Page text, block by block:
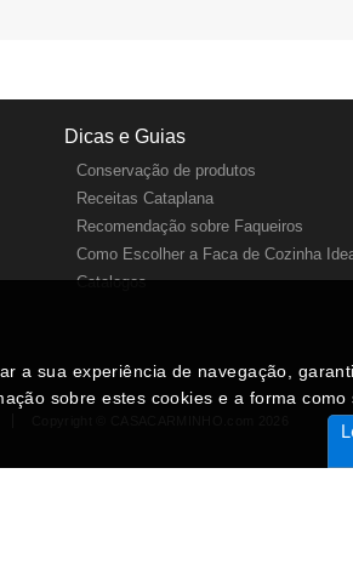
Dicas e Guias
Conservação de produtos
Receitas Cataplana
Recomendação sobre Faqueiros
Como Escolher a Faca de Cozinha
Catalogos
a sua experiência de navegação,
sobre estes cookies e a forma como